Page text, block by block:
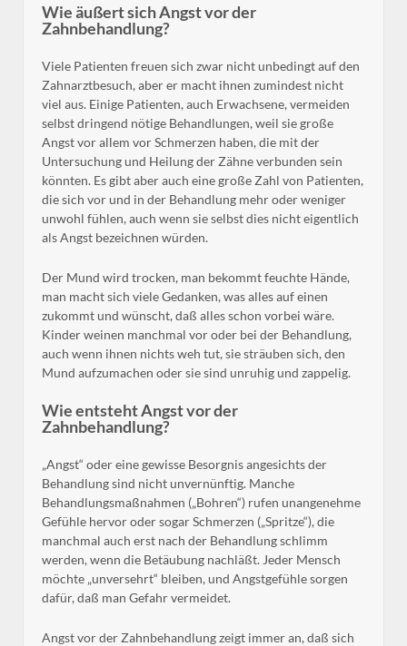
Wie äußert sich Angst vor der
Zahnbehandlung?
Viele Patienten freuen sich zwar nicht unbedingt auf den
Zahnarztbesuch, aber er macht ihnen zumindest nicht
viel aus. Einige Patienten, auch Erwachsene, vermeiden
selbst dringend nötige Behandlungen, weil sie große
Angst vor allem vor Schmerzen haben, die mit der
Untersuchung und Heilung der Zähne verbunden sein
könnten. Es gibt aber auch eine große Zahl von Patienten,
die sich vor und in der Behandlung mehr oder weniger
unwohl fühlen, auch wenn sie selbst dies nicht eigentlich
als Angst bezeichnen würden.
Der Mund wird trocken, man bekommt feuchte Hände,
man macht sich viele Gedanken, was alles auf einen
zukommt und wünscht, daß alles schon vorbei wäre.
Kinder weinen manchmal vor oder bei der Behandlung,
auch wenn ihnen nichts weh tut, sie sträuben sich, den
Mund aufzumachen oder sie sind unruhig und zappelig.
Wie entsteht Angst vor der
Zahnbehandlung?
„Angst“ oder eine gewisse Besorgnis angesichts der
Behandlung sind nicht unvernünftig. Manche
Behandlungsmaßnahmen („Bohren“) rufen unangenehme
Gefühle hervor oder sogar Schmerzen („Spritze“), die
manchmal auch erst nach der Behandlung schlimm
werden, wenn die Betäubung nachläßt. Jeder Mensch
möchte „unversehrt“ bleiben, und Angstgefühle sorgen
dafür, daß man Gefahr vermeidet.
Angst vor der Zahnbehandlung zeigt immer an, daß sich